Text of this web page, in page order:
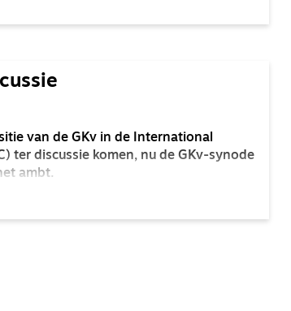
van de GKv in de International
ter discussie komen, nu de GKv-synode
ambt.